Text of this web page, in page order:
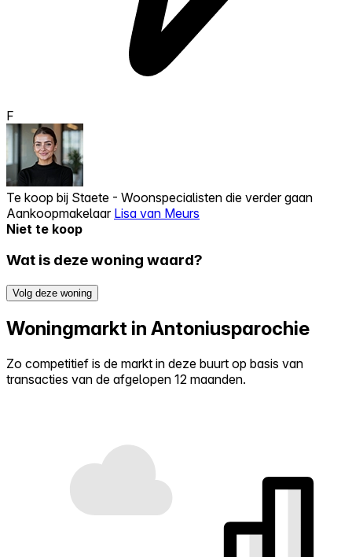
F
Te koop bij Staete - Woonspecialisten die verder gaan
Aankoopmakelaar Lisa van Meurs
Niet te koop
Wat is deze woning waard?
Volg deze woning
Woningmarkt in Antoniusparochie
Zo competitief is de markt in deze buurt op basis van
transacties van de afgelopen 12 maanden.